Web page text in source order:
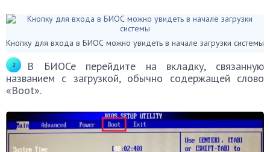
Кнопку для входа в БИОС можно увидеть в начале загрузки системы
В БИОСе перейдите на вкладку, связанную
названием с загрузкой, обычно содержащей слово
«Boot».